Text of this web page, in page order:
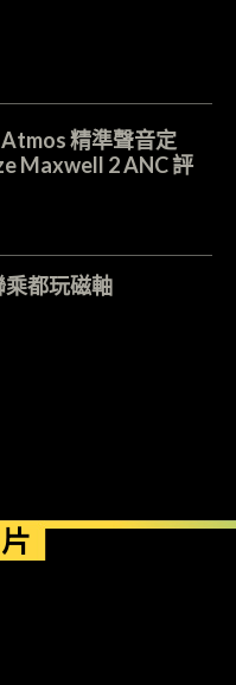
精準聲音定
Maxwell 2 ANC 評
乘都玩磁軸